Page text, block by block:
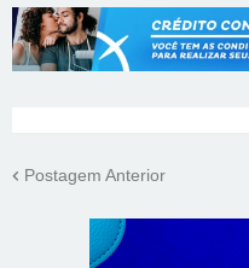
Postagem Anterior